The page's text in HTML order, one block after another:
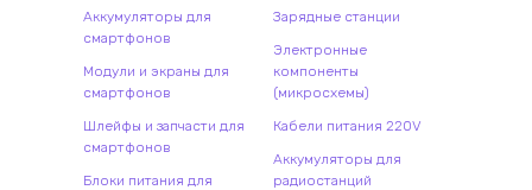
Аккумуляторы для
смартфонов
Модули и экраны для
смартфонов
Шлейфы и запчасти для
смартфонов
Блоки питания для
Зарядные станции
Электронные
компоненты
(микросхемы)
Кабели питания 220V
Аккумуляторы для
радиостанций